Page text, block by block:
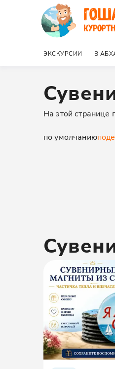
ЭКСКУРСИИ В
На этой странице
по умолчанию